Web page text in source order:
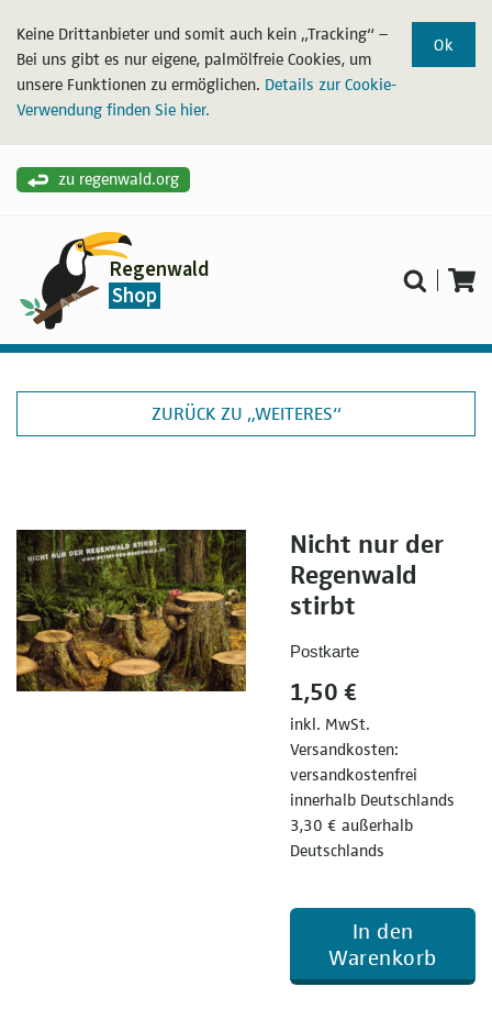
Ok
Keine Drittanbieter und somit auch kein „Tracking“ –
Bei uns gibt es nur eigene, palmölfreie Cookies, um
unsere Funktionen zu ermöglichen. Details zur Cookie-
Verwendung finden Sie hier.
zu regenwald.org
Regenwald
Shop
ZURÜCK ZU „WEITERES“
Nicht nur der
Regenwald
stirbt
Postkarte
1,50 €
inkl. MwSt.
Versandkosten:
versandkostenfrei
innerhalb Deutschlands
3,30 € außerhalb
Deutschlands
In den
Warenkorb